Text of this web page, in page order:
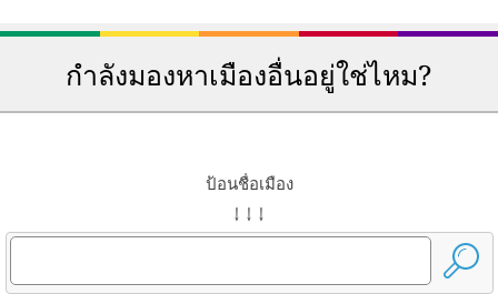
กำลังมองหาเมืองอื่นอยู่ใช่ไหม?
ป้อนชื่อเมือง
↓ ↓ ↓